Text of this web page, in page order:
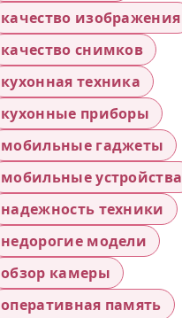
качество изображения
качество снимков
кухонная техника
кухонные приборы
мобильные гаджеты
мобильные устройства
надежность техники
недорогие модели
обзор камеры
оперативная память